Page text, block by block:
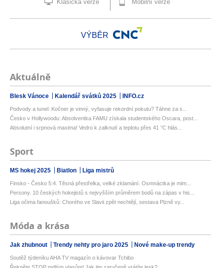
Klasická verze Mobilní verze
VÝBĚR
Aktuálně
Blesk Vánoce Kalendář svátků 2025 INFO.cz
Podvody a tunel: Kočner je vinný, vyfasuje rekordní pokutu? Táhne za s...
Česko v Hollywoodu: Absolventka FAMU získala studentského Oscara, post...
Absolutní i srpnová maxima! Vedro k zalknutí a teplotu přes 41 °C hlás...
Sport
MS hokej 2025 Biatlon Liga mistrů
Finsko - Česko 5:4. Těsná přestřelka, velké zklamání. Osmnáctka je mim...
Persony. 10 českých hokejistů s nejvyšším průměrem bodů na zápas v his...
Liga očima fanoušků: Chorého ve Slavii zpět nechtějí, sestava Plzně vy...
Móda a krása
Jak zhubnout Trendy nehty pro jaro 2025 Nové make-up trendy
Soutěž týdeníku AHA TV magazín o kávovar Tchibo